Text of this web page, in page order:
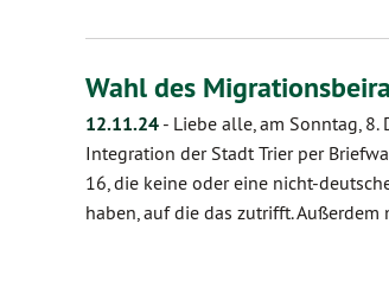
Wahl des
12.11.24 - Liebe alle, am Sonntag,
Integration der Stadt Trier per
16, die keine oder eine nicht-
haben, auf die das zutrifft. Außerdem